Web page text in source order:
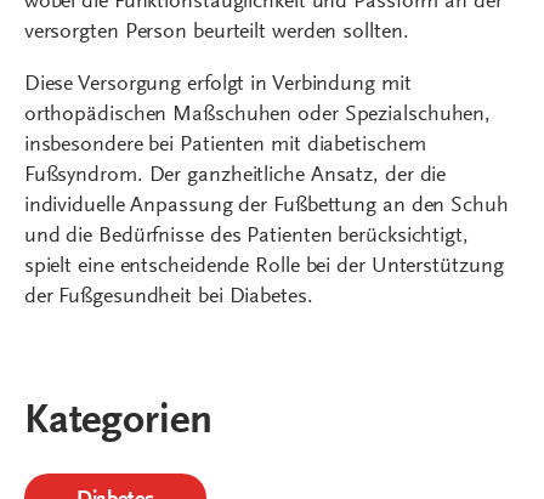
versorgten Person beurteilt werden sollten.
Diese Versorgung erfolgt in Verbindung mit
orthopädischen Maßschuhen oder Spezialschuhen,
insbesondere bei Patienten mit diabetischem
Fußsyndrom. Der ganzheitliche Ansatz, der die
individuelle Anpassung der Fußbettung an den Schuh
und die Bedürfnisse des Patienten berücksichtigt,
spielt eine entscheidende Rolle bei der Unterstützung
der Fußgesundheit bei Diabetes.
Kategorien